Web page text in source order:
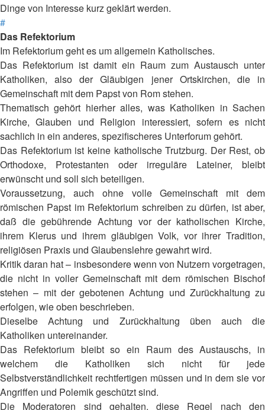
Dinge von Interesse kurz geklärt werden.
#
Das Refektorium
Im Refektorium geht es um allgemein Katholisches.
Das Refektorium ist damit ein Raum zum Austausch unter
Katholiken, also der Gläubigen jener Ortskirchen, die in
Gemeinschaft mit dem Papst von Rom stehen.
Thematisch gehört hierher alles, was Katholiken in Sachen
Kirche, Glauben und Religion interessiert, sofern es nicht
sachlich in ein anderes, spezifischeres Unterforum gehört.
Das Refektorium ist keine katholische Trutzburg. Der Rest, ob
Orthodoxe, Protestanten oder irreguläre Lateiner, bleibt
erwünscht und soll sich beteiligen.
Voraussetzung, auch ohne volle Gemeinschaft mit dem
römischen Papst im Refektorium schreiben zu dürfen, ist aber,
daß die gebührende Achtung vor der katholischen Kirche,
ihrem Klerus und ihrem gläubigen Volk, vor ihrer Tradition,
religiösen Praxis und Glaubenslehre gewahrt wird.
Kritik daran hat – insbesondere wenn von Nutzern vorgetragen,
die nicht in voller Gemeinschaft mit dem römischen Bischof
stehen – mit der gebotenen Achtung und Zurückhaltung zu
erfolgen, wie oben beschrieben.
Dieselbe Achtung und Zurückhaltung üben auch die
Katholiken untereinander.
Das Refektorium bleibt so ein Raum des Austauschs, in
welchem die Katholiken sich nicht für jede
Selbstverständlichkeit rechtfertigen müssen und in dem sie vor
Angriffen und Polemik geschützt sind.
Die Moderatoren sind gehalten, diese Regel nach den